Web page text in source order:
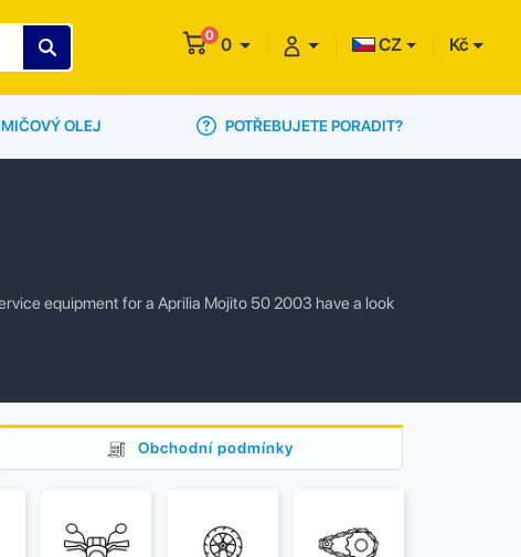
0 0 CZ Kč
OLEJ POTŘEBUJETE PORADIT?
equipment for a Aprilia Mojito 50 2003 have a look
Obchodní podmínky